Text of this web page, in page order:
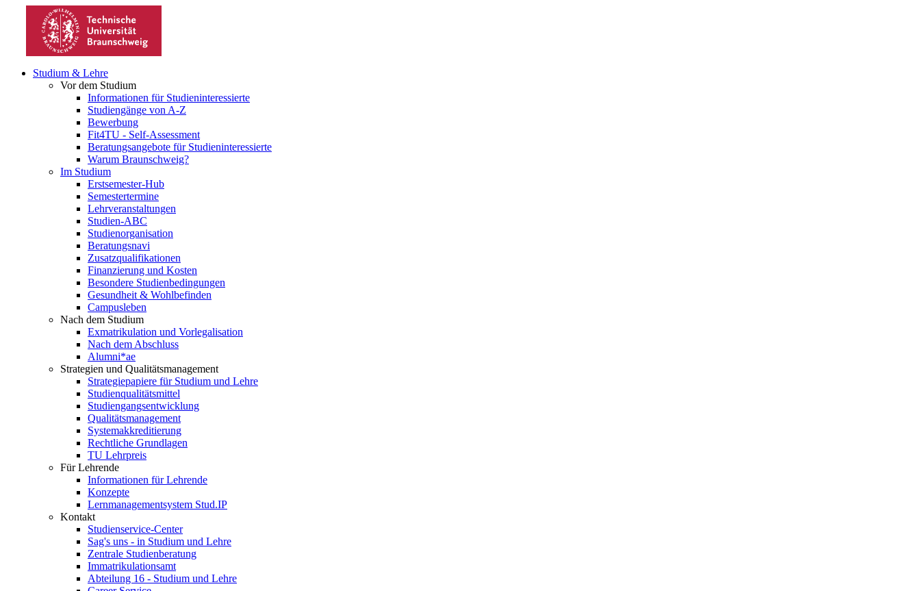
Studium & Lehre
Vor dem Studium
Informationen für Studieninteressierte
Studiengänge von A-Z
Bewerbung
Fit4TU - Self-Assessment
Beratungsangebote für Studieninteressierte
Warum Braunschweig?
Im Studium
Erstsemester-Hub
Semestertermine
Lehrveranstaltungen
Studien-ABC
Studienorganisation
Beratungsnavi
Zusatzqualifikationen
Finanzierung und Kosten
Besondere Studienbedingungen
Gesundheit & Wohlbefinden
Campusleben
Nach dem Studium
Exmatrikulation und Vorlegalisation
Nach dem Abschluss
Alumni*ae
Strategien und Qualitätsmanagement
Strategiepapiere für Studium und Lehre
Studienqualitätsmittel
Studiengangsentwicklung
Qualitätsmanagement
Systemakkreditierung
Rechtliche Grundlagen
TU Lehrpreis
Für Lehrende
Informationen für Lehrende
Konzepte
Lernmanagementsystem Stud.IP
Kontakt
Studienservice-Center
Sag's uns - in Studium und Lehre
Zentrale Studienberatung
Immatrikulationsamt
Abteilung 16 - Studium und Lehre